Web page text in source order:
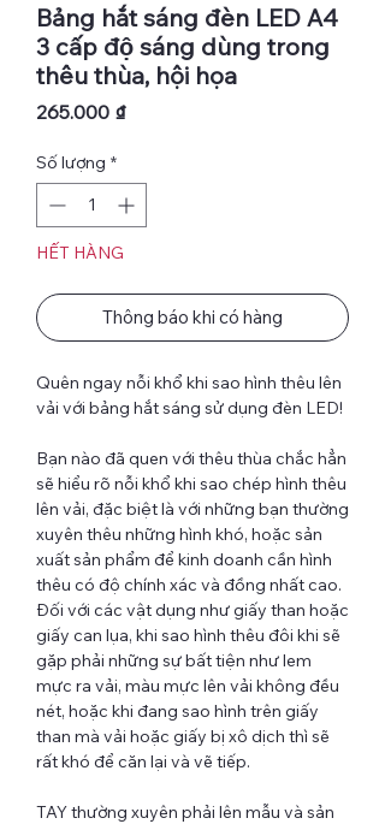
Bảng hắt sáng đèn LED A4
3 cấp độ sáng dùng trong
thêu thùa, hội họa
265.000 ₫Giá
Số lượng *
HẾT HÀNG
Thông báo khi có hàng
Quên ngay nỗi khổ khi sao hình thêu lên
vải với bảng hắt sáng sử dụng đèn LED!
Bạn nào đã quen với thêu thùa chắc hẳn
sẽ hiểu rõ nỗi khổ khi sao chép hình thêu
lên vải, đặc biệt là với những bạn thường
xuyên thêu những hình khó, hoặc sản
xuất sản phẩm để kinh doanh cần hình
thêu có độ chính xác và đồng nhất cao.
Đối với các vật dụng như giấy than hoặc
giấy can lụa, khi sao hình thêu đôi khi sẽ
gặp phải những sự bất tiện như lem
mực ra vải, màu mực lên vải không đều
nét, hoặc khi đang sao hình trên giấy
than mà vải hoặc giấy bị xô dịch thì sẽ
rất khó để căn lại và vẽ tiếp.
TAY thường xuyên phải lên mẫu và sản